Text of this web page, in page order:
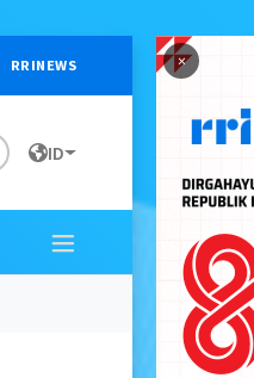
×
RRINEWS
ID